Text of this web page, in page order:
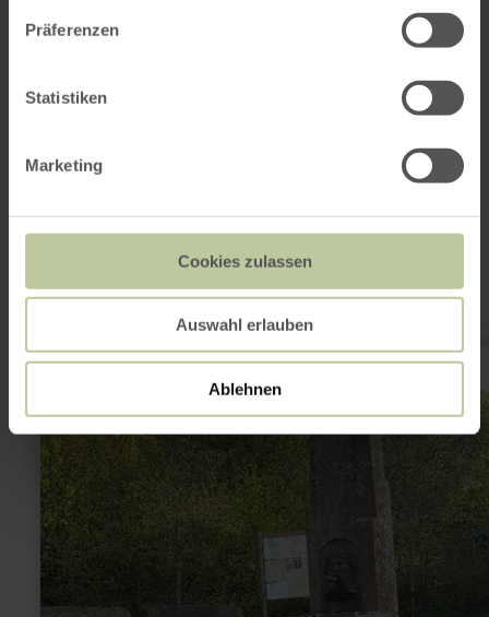
Präferenzen
Statistiken
Marketing
Cookies zulassen
Auswahl erlauben
Ablehnen
Aankomst plannen
Dit kan ook
interessant zijn
meer
Heckenmünster